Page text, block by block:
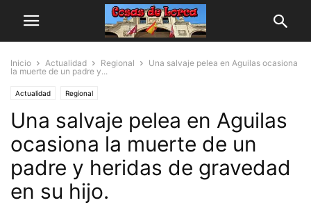
Inicio Actualidad Regional
Una salvaje pelea en Aguilas ocasiona
la muerte de un padre y...
Actualidad Regional
Una salvaje pelea en Aguilas
ocasiona la muerte de un
padre y heridas de gravedad
en su hijo.